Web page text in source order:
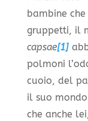
bambine
gruppetti, il
capsae[1]
polmoni
cuoio, del
il suo
che anche